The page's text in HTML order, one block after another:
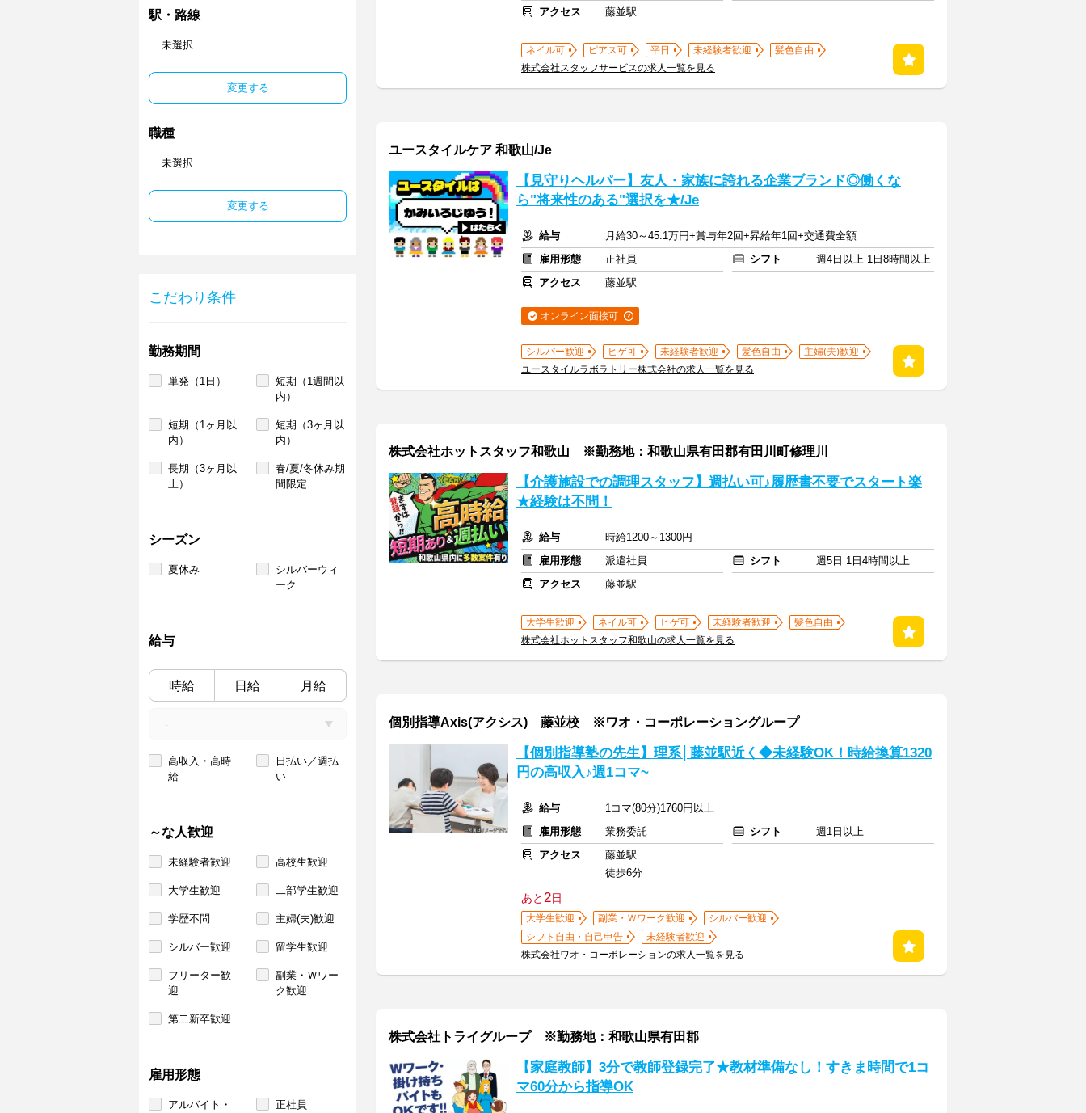
駅・路線
未選択
変更する
職種
未選択
変更する
こだわり条件
勤務期間
単発（1日）
短期（1週間以
内）
短期（1ヶ月以
内）
短期（3ヶ月以
内）
長期（3ヶ月以
上）
春/夏/冬休み期
間限定
シーズン
夏休み
シルバーウィ
ーク
給与
時給 日給 月給
高収入・高時
給
日払い／週払
い
～な人歓迎
未経験者歓迎 高校生歓迎
大学生歓迎 二部学生歓迎
学歴不問 主婦(夫)歓迎
シルバー歓迎 留学生歓迎
フリーター歓
迎
副業・Ｗワー
ク歓迎
第二新卒歓迎
雇用形態
アルバイト・
正社員
アクセス
藤並駅
ネイル可 ピアス可 平日 未経験者歓迎
髪色自由
株式会社スタッフサービスの求人一覧を見る
ユースタイルケア 和歌山/Je
【見守りヘルパー】友人・家族に誇れる企業ブランド◎働くな
ら"将来性のある"選択を★/Je
給与
月給30～45.1万円+賞与年2回+昇給年1回+交通費全額
雇用形態
正社員 シフト
週4日以上 1日8時間以上
アクセス
藤並駅
オンライン面接可
シルバー歓迎 ヒゲ可 未経験者歓迎 髪色自由
主婦(夫)歓迎
ユースタイルラボラトリー株式会社の求人一覧を見る
株式会社ホットスタッフ和歌山 ※勤務地：和歌山県有田郡有田川町修理川
【介護施設での調理スタッフ】週払い可♪履歴書不要でスタート楽
★経験は不問！
給与
時給1200～1300円
雇用形態
派遣社員 シフト
週5日 1日4時間以上
アクセス
藤並駅
大学生歓迎 ネイル可 ヒゲ可 未経験者歓迎
髪色自由
株式会社ホットスタッフ和歌山の求人一覧を見る
個別指導Axis(アクシス) 藤並校 ※ワオ・コーポレーショングループ
【個別指導塾の先生】理系│藤並駅近く◆未経験OK！時給換算1320
円の高収入♪週1コマ~
給与
1コマ(80分)1760円以上
雇用形態
業務委託 シフト
週1日以上
アクセス
藤並駅
徒歩6分
あと2日
大学生歓迎 副業・Ｗワーク歓迎
シルバー歓迎
シフト自由・自己申告
未経験者歓迎
株式会社ワオ・コーポレーションの求人一覧を見る
株式会社トライグループ ※勤務地：和歌山県有田郡
【家庭教師】3分で教師登録完了★教材準備なし！すきま時間で1コ
マ60分から指導OK